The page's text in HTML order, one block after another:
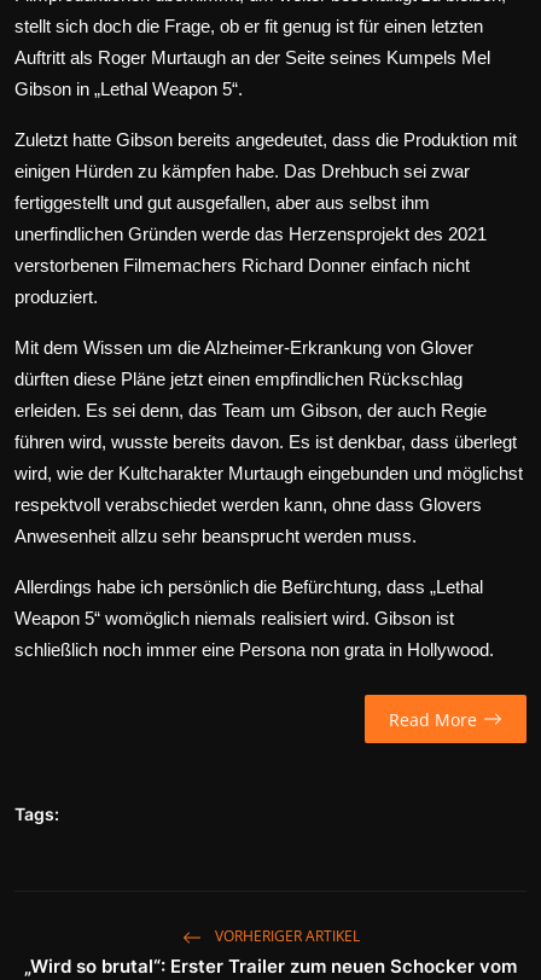
stellt sich doch die Frage, ob er fit genug ist für einen letzten
Auftritt als Roger Murtaugh an der Seite seines Kumpels Mel
Gibson in „Lethal Weapon 5“.
Zuletzt hatte Gibson bereits angedeutet, dass die Produktion mit
einigen Hürden zu kämpfen habe. Das Drehbuch sei zwar
fertiggestellt und gut ausgefallen, aber aus selbst ihm
unerfindlichen Gründen werde das Herzensprojekt des 2021
verstorbenen Filmemachers Richard Donner einfach nicht
produziert.
Mit dem Wissen um die Alzheimer-Erkrankung von Glover
dürften diese Pläne jetzt einen empfindlichen Rückschlag
erleiden. Es sei denn, das Team um Gibson, der auch Regie
führen wird, wusste bereits davon. Es ist denkbar, dass überlegt
wird, wie der Kultcharakter Murtaugh eingebunden und möglichst
respektvoll verabschiedet werden kann, ohne dass Glovers
Anwesenheit allzu sehr beansprucht werden muss.
Allerdings habe ich persönlich die Befürchtung, dass „Lethal
Weapon 5“ womöglich niemals realisiert wird. Gibson ist
schließlich noch immer eine Persona non grata in Hollywood.
Read More
Tags:
VORHERIGER ARTIKEL
„Wird so brutal“: Erster Trailer zum neuen Schocker vom